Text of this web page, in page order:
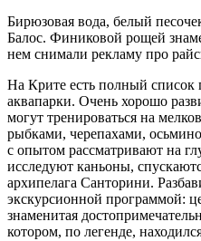
Бирюзовая вода, белый
Балос. Финиковой рощей
нем снимали рекламу про
На Крите есть полный список
аквапарки. Очень хорошо
могут тренироваться на
рыбками, черепахами,
с опытом рассматривают на
исследуют каньоны,
архипелага Санторини.
экскурсионной программой:
знаменитая
котором, по легенде,